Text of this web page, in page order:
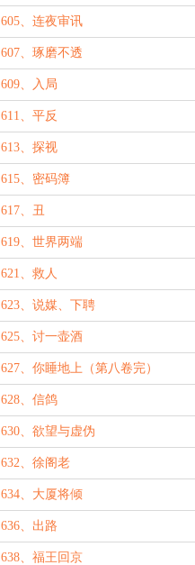
605、连夜审讯
607、琢磨不透
609、入局
611、平反
613、探视
615、密码簿
617、丑
619、世界两端
621、救人
623、说媒、下聘
625、讨一壶酒
627、你睡地上（第八卷完）
628、信鸽
630、欲望与虚伪
632、徐阁老
634、大厦将倾
636、出路
638、福王回京